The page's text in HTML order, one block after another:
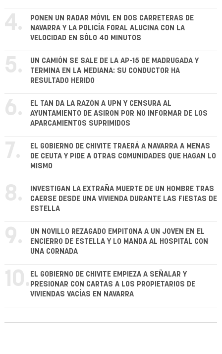
4.
PONEN UN RADAR MÓVIL EN DOS CARRETERAS DE
NAVARRA Y LA POLICÍA FORAL ALUCINA CON LA
VELOCIDAD EN SÓLO 40 MINUTOS
5.
UN CAMIÓN SE SALE DE LA AP-15 DE MADRUGADA Y
TERMINA EN LA MEDIANA: SU CONDUCTOR HA
RESULTADO HERIDO
6.
EL TAN DA LA RAZÓN A UPN Y CENSURA AL
AYUNTAMIENTO DE ASIRON POR NO INFORMAR DE LOS
APARCAMIENTOS SUPRIMIDOS
7.
EL GOBIERNO DE CHIVITE TRAERÁ A NAVARRA A MENAS
DE CEUTA Y PIDE A OTRAS COMUNIDADES QUE HAGAN LO
MISMO
8.
INVESTIGAN LA EXTRAÑA MUERTE DE UN HOMBRE TRAS
CAERSE DESDE UNA VIVIENDA DURANTE LAS FIESTAS DE
ESTELLA
9.
UN NOVILLO REZAGADO EMPITONA A UN JOVEN EN EL
ENCIERRO DE ESTELLA Y LO MANDA AL HOSPITAL CON
UNA CORNADA
10. EL GOBIERNO DE CHIVITE EMPIEZA A SEÑALAR Y
PRESIONAR CON CARTAS A LOS PROPIETARIOS DE
VIVIENDAS VACÍAS EN NAVARRA